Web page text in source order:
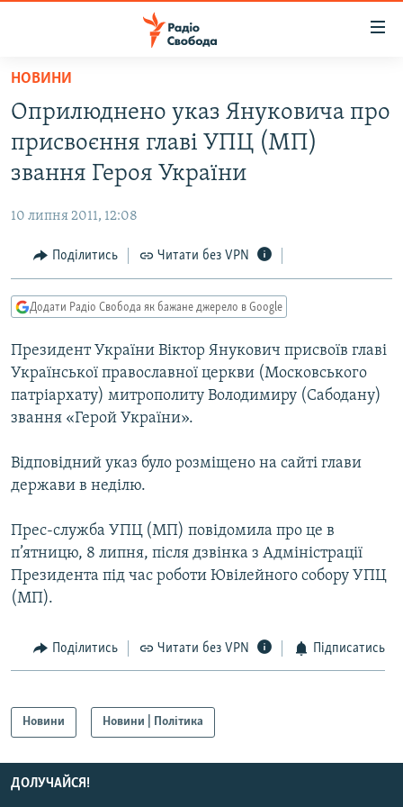
Перейти
основного
матеріалу
Перейти
до
основної
Перейти
до
пошуку
ВСЕ ЗА ДОБУ
СТАТТІ
СУСПІЛЬСТВО
УКРАЇНА
СВІТ
РОСІЙСЬКА «ФІЛЬТРАЦІЯ»
ДОНБАС.РЕАЛІЇ
ТИ ЯК?
СХЕМИ
ПРИАЗОВ’Я
КИТАЙ.ВИКЛИКИ
МУЛЬТИМЕДІА
ФОТО
СПЕЦПРОЄКТИ
ПОДКАСТИ
КРИМ РЕАЛІЇ
УКР
ДОЛУЧАЙСЯ!
НОВИНИ
Оприлюднено указ Януковича про
присвоєння главі УПЦ (МП)
звання Героя України
10 липня 2011, 12:08
Поділитись Читати без VPN
Додати Радіо Свобода як бажане джерело в Google
Президент України Віктор Янукович присвоїв главі
Української православної церкви (Московського
патріархату) митрополиту Володимиру (Сабодану)
звання «Герой України».
Відповідний указ було розміщено на сайті глави
держави в неділю.
Прес-служба УПЦ (МП) повідомила про це в
п’ятницю, 8 липня, після дзвінка з Адміністрації
Президента під час роботи Ювілейного собору УПЦ
(МП).
Поділитись Читати без VPN Підписатись
Новини Новини | Політика
ДОЛУЧАЙСЯ!